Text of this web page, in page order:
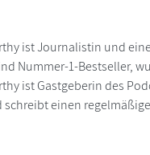
ist Journalistin und
Nummer-1-Bestseller,
ist Gastgeberin des
schreibt einen